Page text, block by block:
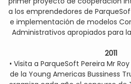
a los emprendedores de
e implementación de modelos
Administrativos apropiados para
2011
• Visita a ParqueSoft Pereira Mr
de la Young Americas Bussiness